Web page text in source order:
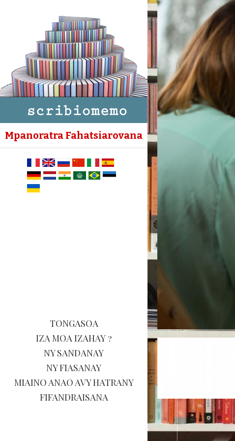
Mpanoratra Fahatsiarovana
TONGASOA
IZA MOA IZAHAY ?
NY SANDANAY
NY FIASANAY
MIAINO ANAO AVY HATRANY
FIFANDRAISANA
VAOVAO...